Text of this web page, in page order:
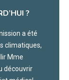
?
a été
climatiques,
Mme
découvrir